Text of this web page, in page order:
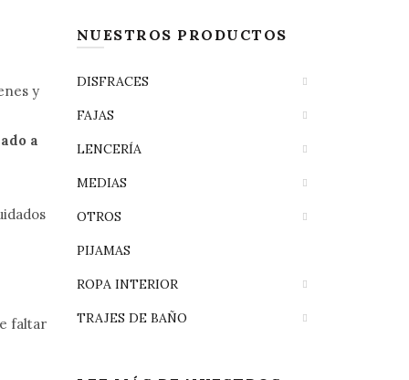
y
a
faltar
NUESTROS PRODUCTOS
DISFRACES
FAJAS
LENCERÍA
MEDIAS
OTROS
PIJAMAS
ROPA INTERIOR
TRAJES DE BAÑO